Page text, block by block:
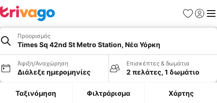
Προορισμός
Times Sq 42nd St Metro Station, Νέα Υόρκη
Άφιξη/Αναχώρηση
Διάλεξε ημερομηνίες
Επισκέπτες & δωμάτια
2 πελάτες, 1 δωμάτιο
Ταξινόμηση Φιλτράρισμα Χάρτης